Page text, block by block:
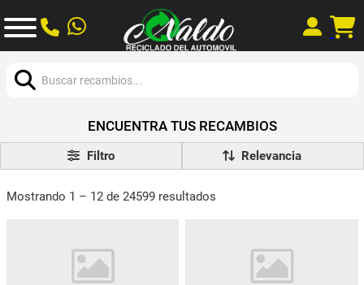
ENCUENTRA TUS RECAMBIOS
Filtro
Mostrando 1 – 12 de 24599 resultados